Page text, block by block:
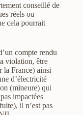
conseillé de
réels ou
cela pourrait
compte rendu
violation, être
la France) ainsi
d’électricité
(mineure) qui
impactées
il n’est pas